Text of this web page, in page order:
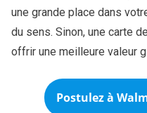
une grande place dans
du sens. Sinon, une carte
offrir une meilleure valeur
Postulez à